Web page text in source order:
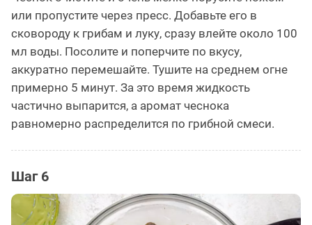
или пропустите через пресс. Добавьте его в
сковороду к грибам и луку, сразу влейте около 100
мл воды. Посолите и поперчите по вкусу,
аккуратно перемешайте. Тушите на среднем огне
примерно 5 минут. За это время жидкость
частично выпарится, а аромат чеснока
равномерно распределится по грибной смеси.
Шаг 6